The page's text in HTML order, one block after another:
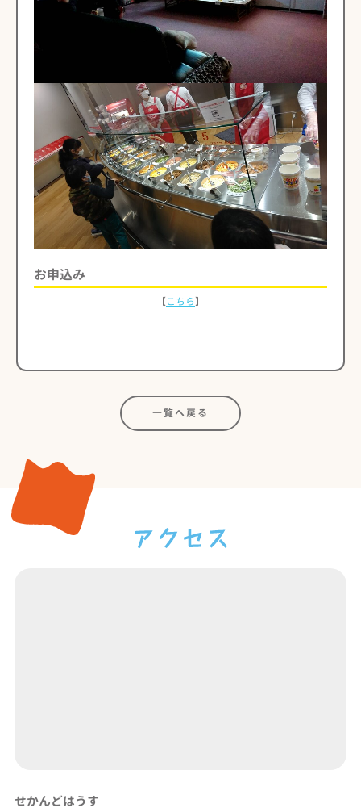
お申込み
【こちら】
一覧へ戻る
せかんどはうす